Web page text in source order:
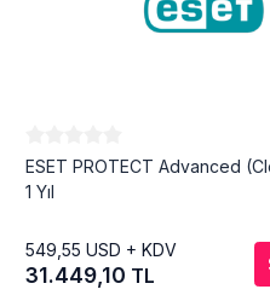
ESET PROTECT Advanced
1 Yıl
549,55USD + KDV
31.449,10 TL